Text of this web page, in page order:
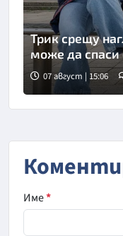
Трик срещу
може да спаси
07 август | 15:06
Име*